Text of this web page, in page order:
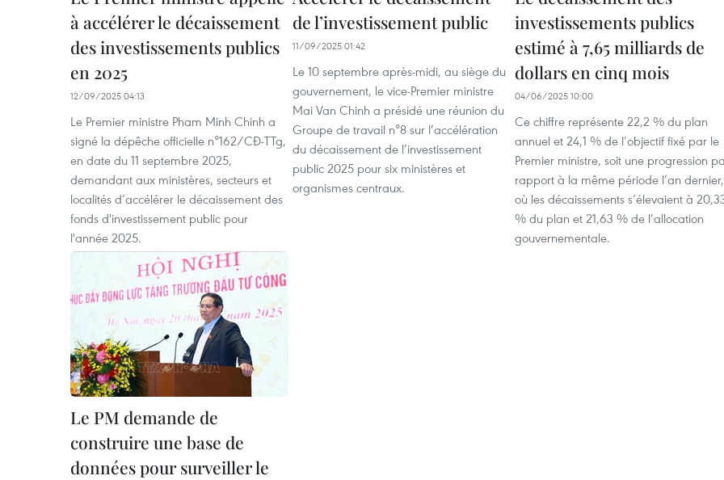
à accélérer le décaissement
des investissements publics
en 2025
12/09/2025 04:13
Le Premier ministre Pham Minh Chinh a
signé la dépêche officielle n°162/CĐ-TTg,
en date du 11 septembre 2025,
demandant aux ministères, secteurs et
localités d’accélérer le décaissement des
fonds d'investissement public pour
l'année 2025.
de l’investissement public
11/09/2025 01:42
Le 10 septembre après-midi, au siège du
gouvernement, le vice-Premier ministre
Mai Van Chinh a présidé une réunion du
Groupe de travail n°8 sur l’accélération
du décaissement de l’investissement
public 2025 pour six ministères et
organismes centraux.
investissements publics
estimé à 7,65 milliards de
dollars en cinq mois
04/06/2025 10:00
Ce chiffre représente 22,2 % du plan
annuel et 24,1 % de l’objectif fixé par le
Premier ministre, soit une progression
rapport à la même période l’an dernier,
où les décaissements s’élevaient à
% du plan et 21,63 % de l’allocation
gouvernementale.
Le PM demande de
construire une base de
données pour surveiller le